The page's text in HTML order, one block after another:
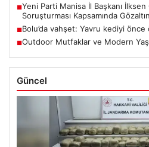
■Yeni Parti Manisa İl Başkanı
Soruşturması Kapsamında
■Bolu’da vahşet: Yavru kediyi
■Outdoor Mutfaklar ve Modern
Güncel